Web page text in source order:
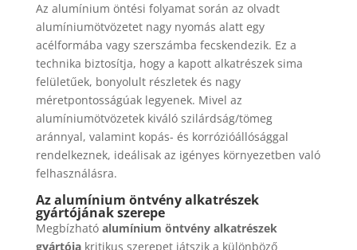
Az alumínium öntési folyamat során az olvadt
alumíniumötvözetet nagy nyomás alatt egy
acélformába vagy szerszámba fecskendezik. Ez a
technika biztosítja, hogy a kapott alkatrészek sima
felületűek, bonyolult részletek és nagy
méretpontosságúak legyenek. Mivel az
alumíniumötvözetek kiváló szilárdság/tömeg
aránnyal, valamint kopás- és korrózióállósággal
rendelkeznek, ideálisak az igényes környezetben való
felhasználásra.
Az alumínium öntvény alkatrészek
gyártójának szerepe
Megbízható alumínium öntvény alkatrészek
gyártójakritikus szerepet játszik a különböző